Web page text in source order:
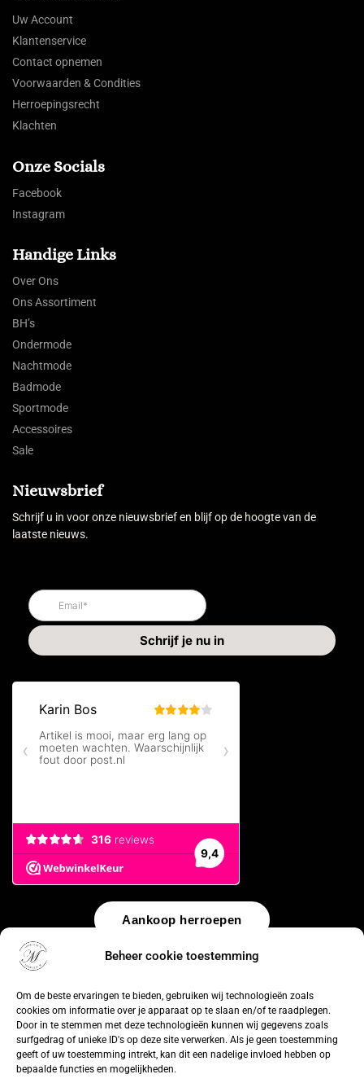
Beheer cookie toestemming
Om de beste ervaringen te bieden, gebruiken wij technologieën zoals
cookies om informatie over je apparaat op te slaan en/of te raadplegen.
Door in te stemmen met deze technologieën kunnen wij gegevens zoals
surfgedrag of unieke ID's op deze site verwerken. Als je geen toestemming
geeft of uw toestemming intrekt, kan dit een nadelige invloed hebben op
bepaalde functies en mogelijkheden.
Uw Account
Klantenservice
Contact opnemen
Voorwaarden & Condities
Herroepingsrecht
Klachten
Onze Socials
Facebook
Instagram
Handige Links
Over Ons
Ons Assortiment
BH’s
Ondermode
Nachtmode
Badmode
Sportmode
Accessoires
Sale
Nieuwsbrief
Schrijf u in voor onze nieuwsbrief en blijf op de hoogte van de
laatste nieuws.
Aankoop herroepen
© 2026 by WebUnlimited–Algemene voorwaarden